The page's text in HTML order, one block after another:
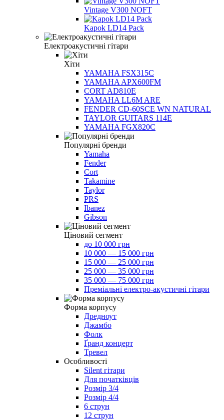
Vintage V300 NOFT
Kapok LD14 Pack
Електроакустичні гітари
Хіти
YAMAHA FSX315C
YAMAHA APX600FM
CORT AD810E
YAMAHA LL6M ARE
FENDER CD-60SCE WN NATURAL
TAYLOR GUITARS 114E
YAMAHA FGX820C
Популярні бренди
Yamaha
Fender
Cort
Takamine
Taylor
PRS
Ibanez
Gibson
Ціновий сегмент
до 10 000 грн
10 000 — 15 000 грн
15 000 — 25 000 грн
25 000 — 35 000 грн
35 000 — 75 000 грн
Преміальні електро-акустичні гітари
Форма корпусу
Дредноут
Джамбо
Фолк
Ґранд концерт
Тревел
Особливості
Silent гітари
Для початківців
Розмір 3/4
Розмір 4/4
6 струн
12 струн